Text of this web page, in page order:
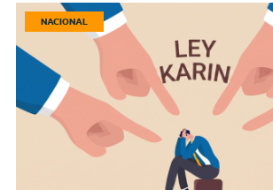
NACIONAL